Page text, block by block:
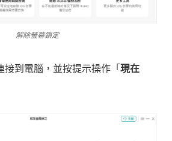
解除螢幕鎖定
接到電腦，並按提示操作「現在